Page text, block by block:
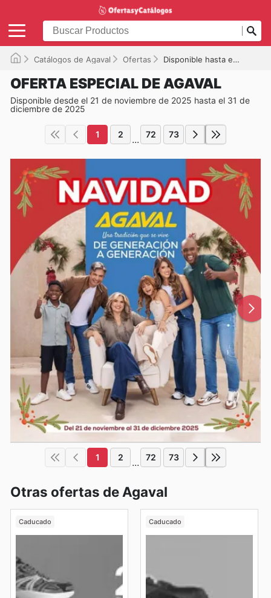
Catálogos de Agaval Ofertas Disponible hasta el 31/12/2025
OFERTA ESPECIAL DE AGAVAL
Disponible desde el 21 de noviembre de 2025 hasta el 31 de
diciembre de 2025
1 2 ... 72 73
1 2 ... 72 73
Otras ofertas de Agaval
Caducado Caducado